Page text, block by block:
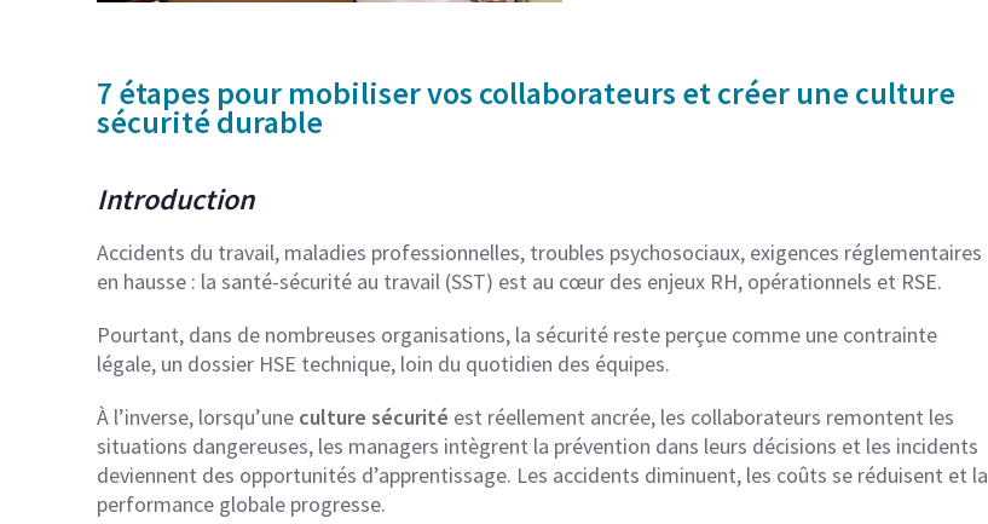
7 étapes pour mobiliser vos collaborateurs et créer une culture
sécurité durable
Introduction
Accidents du travail, maladies professionnelles, troubles psychosociaux, exigences réglementaires
en hausse : la santé-sécurité au travail (SST) est au cœur des enjeux RH, opérationnels et RSE.
Pourtant, dans de nombreuses organisations, la sécurité reste perçue comme une contrainte
légale, un dossier HSE technique, loin du quotidien des équipes.
À l’inverse, lorsqu’une culture sécurité est réellement ancrée, les collaborateurs remontent les
situations dangereuses, les managers intègrent la prévention dans leurs décisions et les incidents
deviennent des opportunités d’apprentissage. Les accidents diminuent, les coûts se réduisent et la
performance globale progresse.